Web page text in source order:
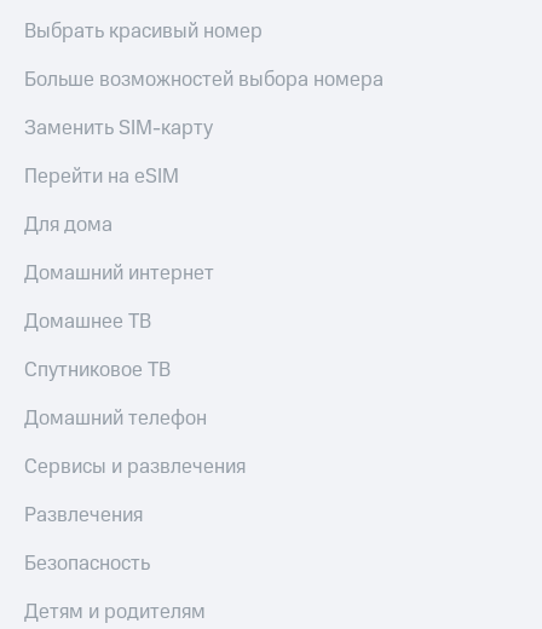
Выбрать красивый номер
Больше возможностей выбора номера
Заменить SIM-карту
Перейти на eSIM
Для дома
Домашний интернет
Домашнее ТВ
Спутниковое ТВ
Домашний телефон
Сервисы и развлечения
Развлечения
Безопасность
Детям и родителям